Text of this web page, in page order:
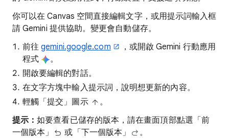
你可以在 Canvas 空間直接編輯文字，或用提示詞輸入框
請 Gemini 提供協助。變更會自動儲存。
前往gemini.google.com
，或開啟 Gemini 行動應用
程式
。
開啟要編輯的對話。
在文字方塊中輸入提示詞，說明想更新的內容。
輕觸「提交」圖示
。
提示：如要查看已儲存的版本，請在畫面頂部點選「前
一個版本」
或「下一個版本」 。